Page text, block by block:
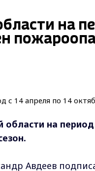
на
на
Авдеев